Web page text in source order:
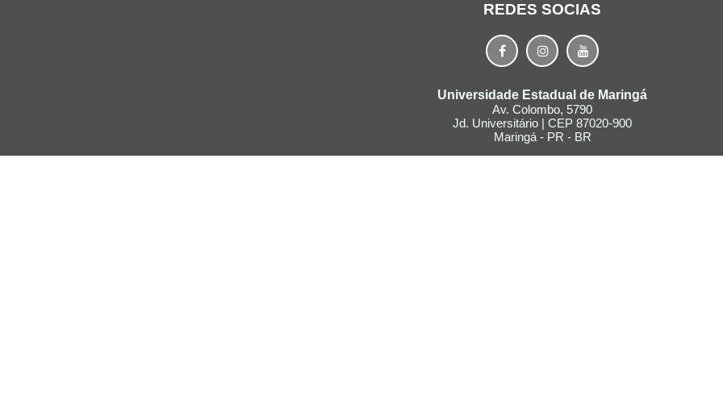
REDES SOCIAS
Universidade Estadual de Maringá
Av. Colombo, 5790
Jd. Universitário | CEP 87020-900
Maringá - PR - BR